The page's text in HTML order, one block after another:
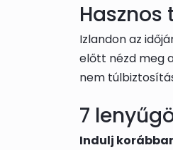
Izlandon az
előtt nézd meg
nem
7
Indulj